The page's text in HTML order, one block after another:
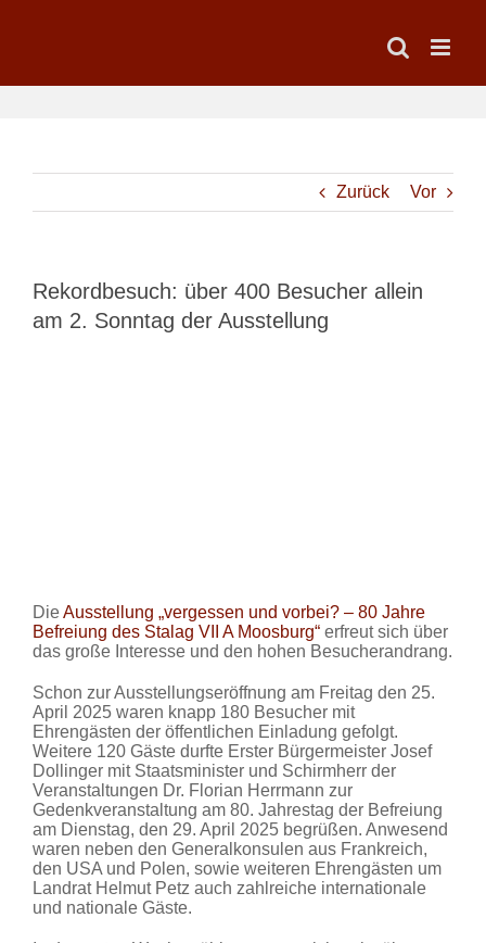
Zurück Vor
Rekordbesuch: über 400 Besucher allein
am 2. Sonntag der Ausstellung
DieAusstellung „vergessen und vorbei? – 80 Jahre
Befreiung des Stalag VII A Moosburg“ erfreut sich über
das große Interesse und den hohen Besucherandrang.
Schon zur Ausstellungseröffnung am Freitag den 25.
April 2025 waren knapp 180 Besucher mit
Ehrengästen der öffentlichen Einladung gefolgt.
Weitere 120 Gäste durfte Erster Bürgermeister Josef
Dollinger mit Staatsminister und Schirmherr der
Veranstaltungen Dr. Florian Herrmann zur
Gedenkveranstaltung am 80. Jahrestag der Befreiung
am Dienstag, den 29. April 2025 begrüßen. Anwesend
waren neben den Generalkonsulen aus Frankreich,
den USA und Polen, sowie weiteren Ehrengästen um
Landrat Helmut Petz auch zahlreiche internationale
und nationale Gäste.